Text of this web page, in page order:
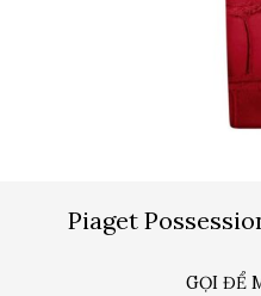
Piaget
GỌI ĐỂ